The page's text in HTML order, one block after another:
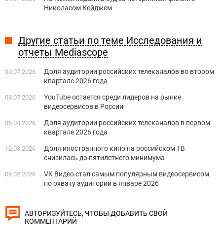
Николасом Кейджем
Другие статьи по теме Исследования и
отчеты Mediascope
30.07.2026
Доля аудитории российских телеканалов во втором
квартале 2026 года
08.07.2026
YouTube остается среди лидеров на рынке
видеосервисов в России
06.04.2026
Доля аудитории российских телеканалов в первом
квартале 2026 года
12.03.2026
Доля иностранного кино на российском ТВ
снизилась до пятилетнего минимума
09.02.2026
VK Видео стал самым популярным видеосервисом
по охвату аудитории в январе 2026
АВТОРИЗУЙТЕСЬ, ЧТОБЫ ДОБАВИТЬ СВОЙ
КОММЕНТАРИЙ